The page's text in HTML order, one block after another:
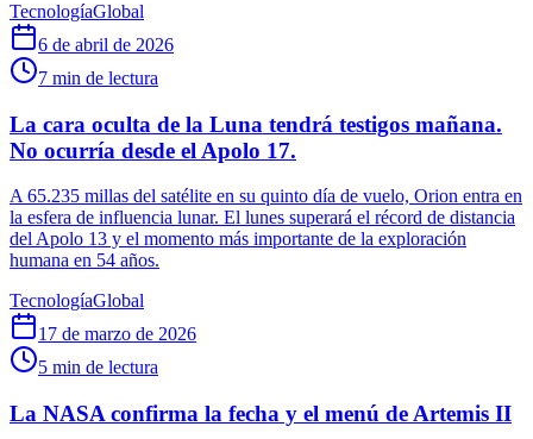
TecnologíaGlobal
6 de abril de 2026
7 min de lectura
La cara oculta de la Luna tendrá testigos mañana.
No ocurría desde el Apolo 17.
A 65.235 millas del satélite en su quinto día de vuelo, Orion entra en
la esfera de influencia lunar. El lunes superará el récord de distancia
del Apolo 13 y el momento más importante de la exploración
humana en 54 años.
TecnologíaGlobal
17 de marzo de 2026
5 min de lectura
La NASA confirma la fecha y el menú de Artemis II